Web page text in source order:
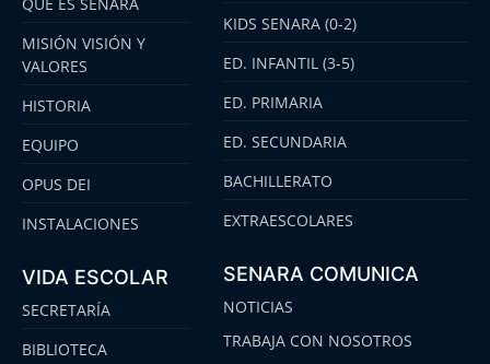
MISIÓN VISIÓN Y
VALORES
HISTORIA
EQUIPO
OPUS DEI
INSTALACIONES
VIDA ESCOLAR
SECRETARÍA
BIBLIOTECA
KIDS SENARA (0-2)
ED. INFANTIL (3-5)
ED. PRIMARIA
ED. SECUNDARIA
BACHILLERATO
EXTRAESCOLARES
SENARA COMUNICA
NOTICIAS
TRABAJA CON NOSOTROS